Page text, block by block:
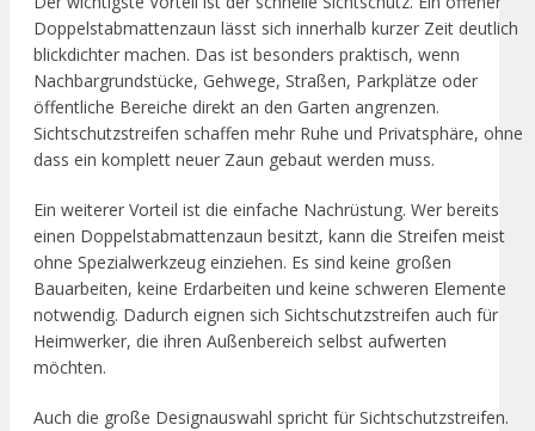
Doppelstabmattenzaun lässt sich innerhalb kurzer Zeit deutlich
blickdichter machen. Das ist besonders praktisch, wenn
Nachbargrundstücke, Gehwege, Straßen, Parkplätze oder
öffentliche Bereiche direkt an den Garten angrenzen.
Sichtschutzstreifen schaffen mehr Ruhe und Privatsphäre, ohne
dass ein komplett neuer Zaun gebaut werden muss.
Ein weiterer Vorteil ist die einfache Nachrüstung. Wer bereits
einen Doppelstabmattenzaun besitzt, kann die Streifen meist
ohne Spezialwerkzeug einziehen. Es sind keine großen
Bauarbeiten, keine Erdarbeiten und keine schweren Elemente
notwendig. Dadurch eignen sich Sichtschutzstreifen auch für
Heimwerker, die ihren Außenbereich selbst aufwerten
möchten.
Auch die große Designauswahl spricht für Sichtschutzstreifen.